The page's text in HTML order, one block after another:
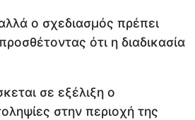
ο σχεδιασμός πρέπει
ότι η διαδικασία
σε εξέλιξη ο
στην περιοχή της